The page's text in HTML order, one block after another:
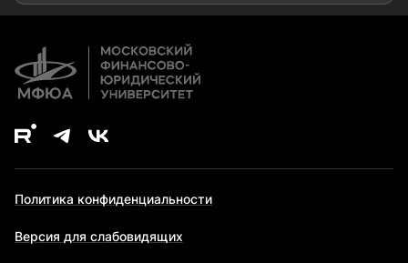
Дополнительное образование
Политика конфиденциальности
Версия для слабовидящих